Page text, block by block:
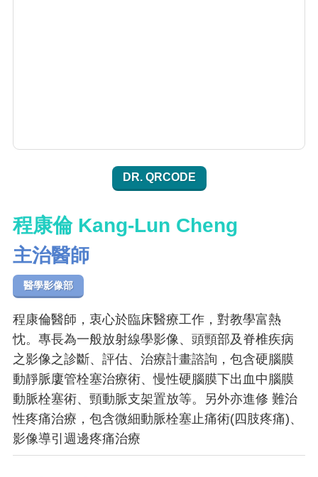
DR. QRCODE
程康倫 Kang-Lun Cheng
主治醫師
醫學影像部
程康倫醫師，衷心於臨床醫療工作，對教學富熱
忱。專長為一般放射線學影像、頭頸部及脊椎疾病
之影像之診斷、評估、治療計畫諮詢，包含硬腦膜
動靜脈廔管栓塞治療術、慢性硬腦膜下出血中腦膜
動脈栓塞術、頸動脈支架置放等。另外亦進修 難治
性疼痛治療，包含微細動脈栓塞止痛術(四肢疼痛)、
影像導引週邊疼痛治療